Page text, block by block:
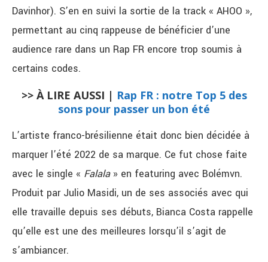
Davinhor). S’en en suivi la sortie de la track « AHOO »,
permettant au cinq rappeuse de bénéficier d’une
audience rare dans un Rap FR encore trop soumis à
certains codes.
>> À LIRE AUSSI | Rap FR : notre Top 5 des
sons pour passer un bon été
L’artiste franco-brésilienne était donc bien décidée à
marquer l’été 2022 de sa marque. Ce fut chose faite
avec le single « Falala» en featuring avec Bolémvn.
Produit par Julio Masidi, un de ses associés avec qui
elle travaille depuis ses débuts, Bianca Costa rappelle
qu’elle est une des meilleures lorsqu’il s’agit de
s’ambiancer.